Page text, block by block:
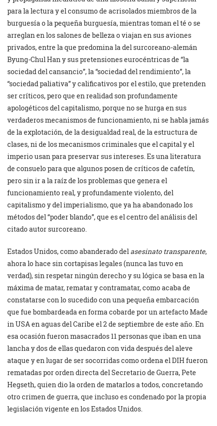
para la lectura y el consumo de acrisolados miembros de la
burguesía o la pequeña burguesía, mientras toman el té o se
arreglan en los salones de belleza o viajan en sus aviones
privados, entre la que predomina la del surcoreano-alemán
Byung-Chul Han y sus pretensiones eurocéntricas de “la
sociedad del cansancio”, la “sociedad del rendimiento”, la
“sociedad paliativa” y calificativos por el estilo, que pretenden
ser críticos, pero que en realidad son profundamente
apologéticos del capitalismo, porque no se hurga en sus
verdaderos mecanismos de funcionamiento, ni se habla jamás
de la explotación, de la desigualdad real, de la estructura de
clases, ni de los mecanismos criminales que el capital y el
imperio usan para preservar sus intereses. Es una literatura
de consuelo para que algunos posen de críticos de cafetín,
pero sin ir a la raíz de los problemas que genera el
funcionamiento real, y profundamente violento, del
capitalismo y del imperialismo, que ya ha abandonado los
métodos del “poder blando”, que es el centro del análisis del
citado autor surcoreano.
Estados Unidos, como abanderado del asesinato transparente,
ahora lo hace sin cortapisas legales (nunca las tuvo en
verdad), sin respetar ningún derecho y su lógica se basa en la
máxima de matar, rematar y contramatar, como acaba de
constatarse con lo sucedido con una pequeña embarcación
que fue bombardeada en forma cobarde por un artefacto Made
in USA en aguas del Caribe el 2 de septiembre de este año. En
esa ocasión fueron masacrados 11 personas que iban en una
lancha y dos de ellas quedaron con vida después del aleve
ataque y en lugar de ser socorridas como ordena el DIH fueron
rematadas por orden directa del Secretario de Guerra, Pete
Hegseth, quien dio la orden de matarlos a todos, concretando
otro crimen de guerra, que incluso es condenado por la propia
legislación vigente en los Estados Unidos.